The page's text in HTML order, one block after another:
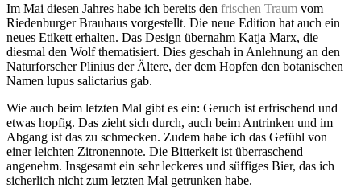
Im Mai diesen Jahres habe ich bereits den frischen Traum vom
Riedenburger Brauhaus vorgestellt. Die neue Edition hat auch ein
neues Etikett erhalten. Das Design übernahm Katja Marx, die
diesmal den Wolf thematisiert. Dies geschah in Anlehnung an den
Naturforscher Plinius der Ältere, der dem Hopfen den botanischen
Namen lupus salictarius gab.
Wie auch beim letzten Mal gibt es ein: Geruch ist erfrischend und
etwas hopfig. Das zieht sich durch, auch beim Antrinken und im
Abgang ist das zu schmecken. Zudem habe ich das Gefühl von
einer leichten Zitronennote. Die Bitterkeit ist überraschend
angenehm. Insgesamt ein sehr leckeres und süffiges Bier, das ich
sicherlich nicht zum letzten Mal getrunken habe.